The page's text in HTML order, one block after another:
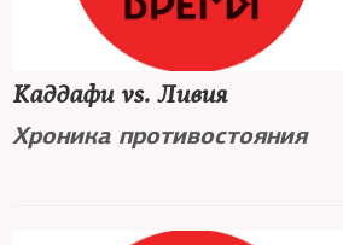
Каддафи vs. Ливия
Хроника противостояния